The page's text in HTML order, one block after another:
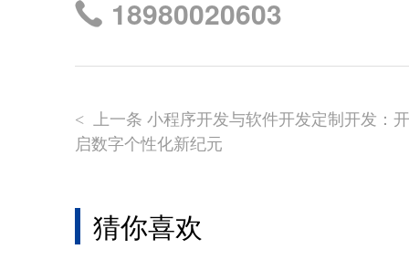
18980020603
< 上一条 小程序开发与软件开发定制开发：开
启数字个性化新纪元
猜你喜欢